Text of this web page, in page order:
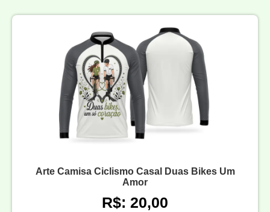
Arte Camisa Ciclismo Casal Duas Bikes Um
Amor
R$: 20,00